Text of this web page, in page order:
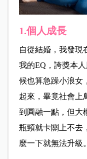
1.個人成長
自從結婚，我發現
我的EQ，誇獎本
候也算急躁小浪女
起來，畢竟社會上
到圓融一點，但大
瓶頸就卡關上不去
麼一下就無法升級。